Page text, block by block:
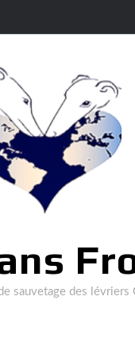
sauvetage des lévriers